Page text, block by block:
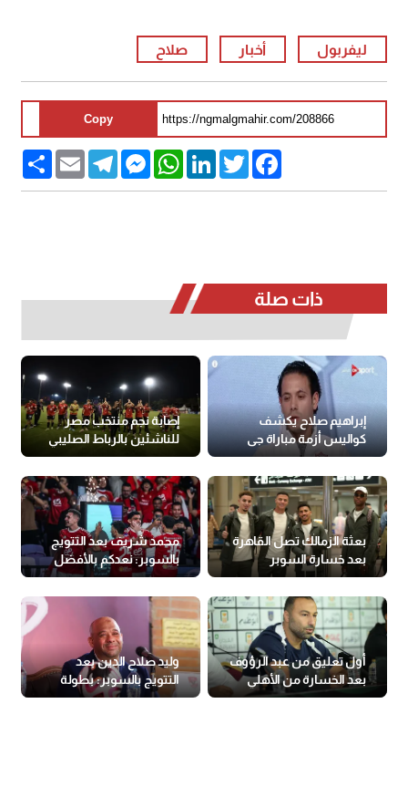
ليفربول أخبار صلاح
Copy
Share Email
TelegramMessengerWhatsAppLinkedInTwitter
Facebook
ذات صلة
إبراهيم صلاح يكشف
كواليس أزمة مباراة جى
والقناطر
إصابة نجم منتخب مصر
للناشئين بالرباط الصليبي
بعثة الزمالك تصل القاهرة
بعد خسارة السوبر
محمد شريف بعد التتويج
بالسوبر: نعدكم بالأفضل
دائما
أول تعليق من عبد الرؤوف
بعد الخسارة من الأهلي
وليد صلاح الدين بعد
التتويج بالسوبر: بطولة
عن جدارة واستحقاق